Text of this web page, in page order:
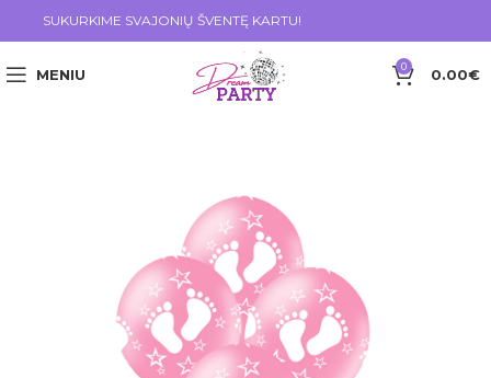
SUKURKIME SVAJONIŲ ŠVENTĘ KARTU!
MENIU 0 0.00€